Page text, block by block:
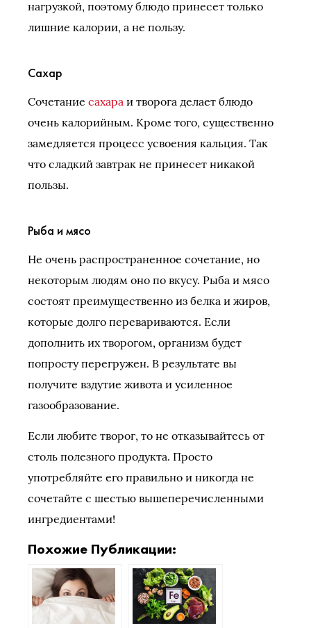
нагрузкой, поэтому блюдо принесет только
лишние калории, а не пользу.
Сахар
Сочетание сахара и творога делает блюдо
очень калорийным. Кроме того, существенно
замедляется процесс усвоения кальция. Так
что сладкий завтрак не принесет никакой
пользы.
Рыба и мясо
Не очень распространенное сочетание, но
некоторым людям оно по вкусу. Рыба и мясо
состоят преимущественно из белка и жиров,
которые долго перевариваются. Если
дополнить их творогом, организм будет
попросту перегружен. В результате вы
получите вздутие живота и усиленное
газообразование.
Если любите творог, то не отказывайтесь от
столь полезного продукта. Просто
употребляйте его правильно и никогда не
сочетайте с шестью вышеперечисленными
ингредиентами!
Похожие Публикации: